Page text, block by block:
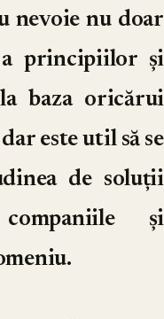
nevoie nu doar
a principiilor și
baza oricărui
este util să se
de soluții
și